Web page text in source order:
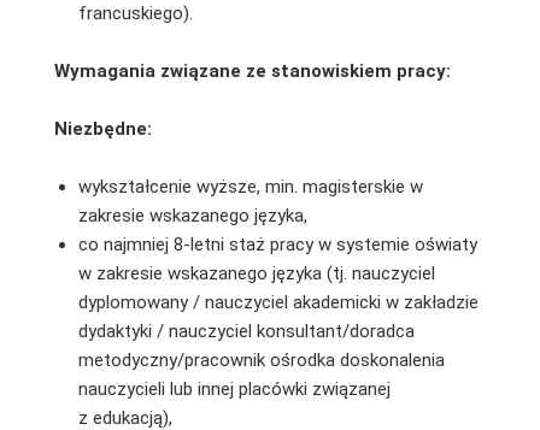
francuskiego).
Wymagania związane ze stanowiskiem pracy:
Niezbędne:
wykształcenie wyższe, min. magisterskie w
zakresie wskazanego języka,
co najmniej 8-letni staż pracy w systemie oświaty
w zakresie wskazanego języka (tj. nauczyciel
dyplomowany / nauczyciel akademicki w zakładzie
dydaktyki / nauczyciel konsultant/doradca
metodyczny/pracownik ośrodka doskonalenia
nauczycieli lub innej placówki związanej
z edukacją),